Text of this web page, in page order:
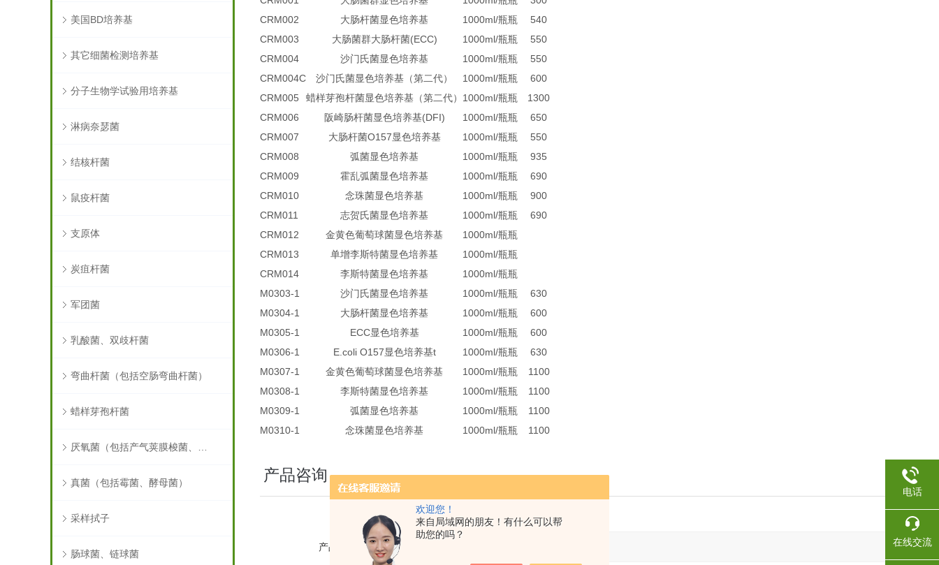
欢迎您！
来自局域网的朋友！有什么可以帮
助您的吗？
美国BD培养基
其它细菌检测培养基
分子生物学试验用培养基
淋病奈瑟菌
结核杆菌
鼠疫杆菌
支原体
炭疽杆菌
军团菌
乳酸菌、双歧杆菌
弯曲杆菌（包括空肠弯曲杆菌）
蜡样芽孢杆菌
真菌（包括霉菌、酵母菌）
采样拭子
肠球菌、链球菌
CRM002
大肠杆菌显色培养基 1000ml/瓶瓶
540
CRM003
大肠菌群大肠杆菌(ECC) 1000ml/瓶瓶
550
CRM004
沙门氏菌显色培养基 1000ml/瓶瓶
550
CRM004C
沙门氏菌显色培养基（第二代） 1000ml/瓶瓶
600
CRM005
蜡样芽孢杆菌显色培养基（第二代） 1000ml/瓶瓶
1300
CRM006
阪崎肠杆菌显色培养基(DFI) 1000ml/瓶瓶
650
CRM007
大肠杆菌O157显色培养基 1000ml/瓶瓶
550
CRM008
弧菌显色培养基 1000ml/瓶瓶
935
CRM009
霍乱弧菌显色培养基 1000ml/瓶瓶
690
CRM010
念珠菌显色培养基 1000ml/瓶瓶
900
CRM011
志贺氏菌显色培养基 1000ml/瓶瓶
690
CRM012
金黄色葡萄球菌显色培养基 1000ml/瓶瓶
CRM013
单增李斯特菌显色培养基 1000ml/瓶瓶
CRM014
李斯特菌显色培养基 1000ml/瓶瓶
M0303-1
沙门氏菌显色培养基 1000ml/瓶瓶
630
M0304-1
大肠杆菌显色培养基 1000ml/瓶瓶
600
M0305-1
ECC显色培养基 1000ml/瓶瓶
600
M0306-1
E.coli O157显色培养基t 1000ml/瓶瓶
630
M0307-1
金黄色葡萄球菌显色培养基 1000ml/瓶瓶
1100
M0308-1
李斯特菌显色培养基 1000ml/瓶瓶
1100
M0309-1
弧菌显色培养基 1000ml/瓶瓶
1100
M0310-1
念珠菌显色培养基 1000ml/瓶瓶 1100
产品咨询
产品：
电话
在线交流